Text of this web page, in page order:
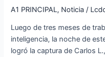
A1 PRINCIPAL, Noticia /
Luego de tres meses de
inteligencia, la noche de
logró la captura de Carlos
cabecilla
grupo
Oliver
Sinisterra